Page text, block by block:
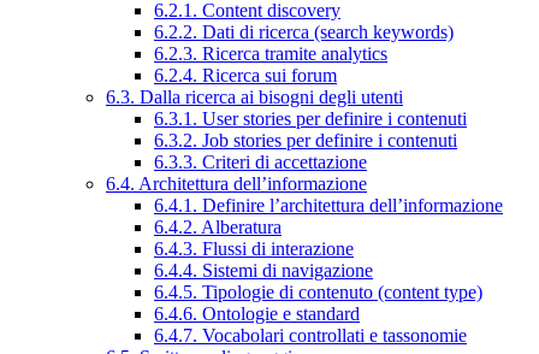
6.2.1. Content discovery
6.2.2. Dati di ricerca (search keywords)
6.2.3. Ricerca tramite analytics
6.2.4. Ricerca sui forum
6.3. Dalla ricerca ai bisogni degli utenti
6.3.1. User stories per definire i contenuti
6.3.2. Job stories per definire i contenuti
6.3.3. Criteri di accettazione
6.4. Architettura dell’informazione
6.4.1. Definire l’architettura dell’informazione
6.4.2. Alberatura
6.4.3. Flussi di interazione
6.4.4. Sistemi di navigazione
6.4.5. Tipologie di contenuto (content type)
6.4.6. Ontologie e standard
6.4.7. Vocabolari controllati e tassonomie